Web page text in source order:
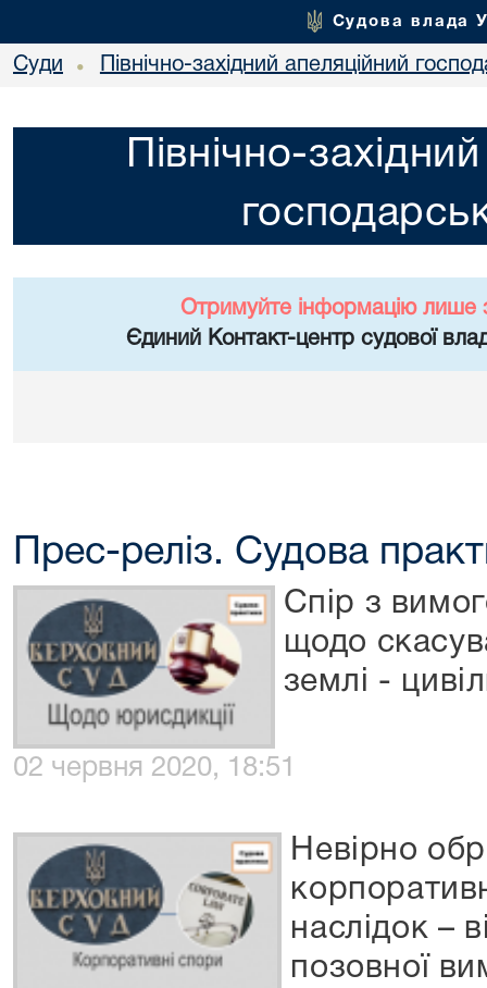
Судова влада
Суди • Північно-західний апеляційний
Північно-
Отримуйте інформацію лише
Єдиний Контакт-центр судової
Прес-реліз. Судова
Спір з
щодо
землі -
02 червня 2020, 18:51
Невірно
наслідок –
позовної